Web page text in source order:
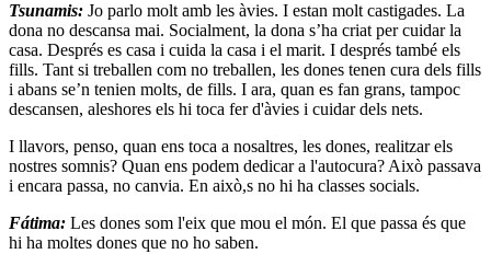
Tsunamis: Jo parlo molt amb les àvies. I estan molt castigades. La
dona no descansa mai. Socialment, la dona s’ha criat per cuidar la
casa. Després es casa i cuida la casa i el marit. I després també els
fills. Tant si treballen com no treballen, les dones tenen cura dels fills
i abans se’n tenien molts, de fills. I ara, quan es fan grans, tampoc
descansen, aleshores els hi toca fer d'àvies i cuidar dels nets.
I llavors, penso, quan ens toca a nosaltres, les dones, realitzar els
nostres somnis? Quan ens podem dedicar a l'autocura? Això passava
i encara passa, no canvia. En això,s no hi ha classes socials.
Fátima: Les dones som l'eix que mou el món. El que passa és que
hi ha moltes dones que no ho saben.